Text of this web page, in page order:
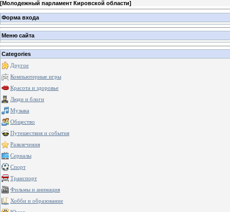
[Молодежный парламент Кировской области]
Форма входа
Меню сайта
Categories
Другое
Компьютерные игры
Красота и здоровье
Люди и блоги
Музыка
Общество
Путешествия и события
Развлечения
Сериалы
Спорт
Транспорт
Фильмы и анимация
Хобби и образование